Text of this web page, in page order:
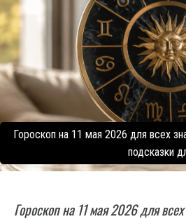
Гороскоп на 11 мая 2026 для всех
подсказки
Гороскоп на 11 мая 2026 для